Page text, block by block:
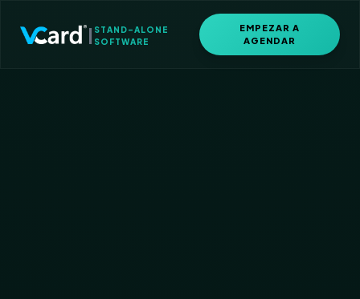
| STAND-ALONE
SOFTWARE
EMPEZAR A
AGENDAR